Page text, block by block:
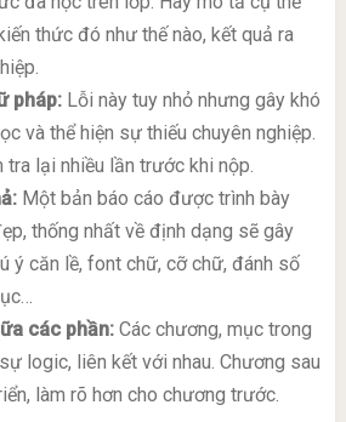
thức đó như thế nào, kết quả ra
pháp:Lỗi này tuy nhỏ nhưng gây khó
và thể hiện sự thiếu chuyên nghiệp.
tra lại nhiều lần trước khi nộp.
Một bản báo cáo được trình bày
thống nhất về định dạng sẽ gây
ý căn lề, font chữ, cỡ chữ, đánh số
các phần:Các chương, mục trong
logic, liên kết với nhau. Chương sau
làm rõ hơn cho chương trước.